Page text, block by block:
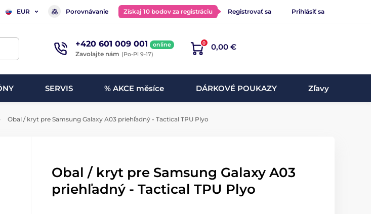
EUR Porovnávanie Získaj 10 bodov za registráciu Registrovať sa Prihlásiť sa
+420 601 009 001 online
Zavolajte nám (Po-Pi 9-17)
0 0,00 €
SERVIS % AKCE měsíce DÁRKOVÉ POUKAZY Zľavy
Obal / kryt pre Samsung Galaxy A03 priehľadný - Tactical TPU Plyo
Obal / kryt pre Samsung Galaxy A03
priehľadný - Tactical TPU Plyo